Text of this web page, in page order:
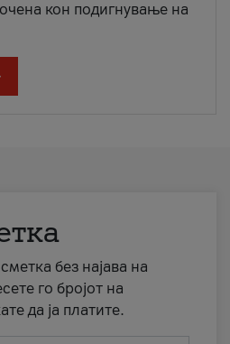
кон подигнување на
без најава на
го бројот на
да ја платите.